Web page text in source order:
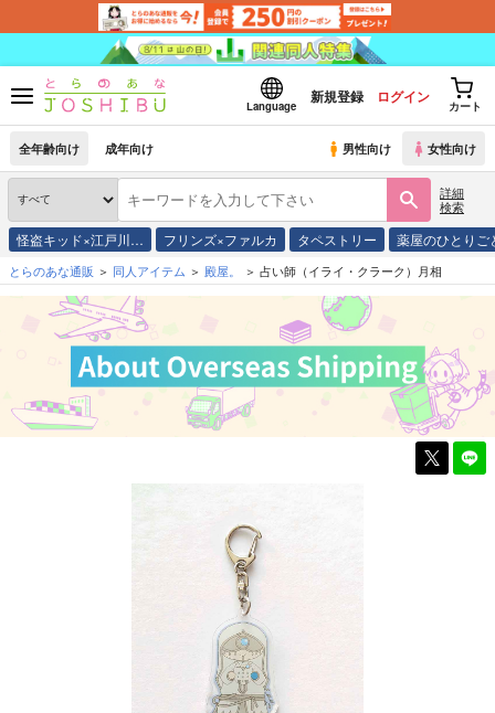
Language
新規登録 ログイン
カート
全年齢向け 成年向け 男性向け 女性向け
詳細
検索
怪盗キッド×江戸川… フリンズ×ファルカ タペストリー 薬屋のひとりご
とらのあな通販 同人アイテム 殿屋。 占い師（イライ・クラーク）月相